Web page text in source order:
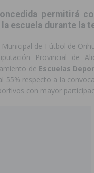
permitirá
escuela durante la
de Fútbol de
Provincial de
de Escuelas
55% respecto a la
con mayor